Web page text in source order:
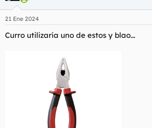
e
:
21 Ene 2024
Curro utilizaría uno de estos y blao...